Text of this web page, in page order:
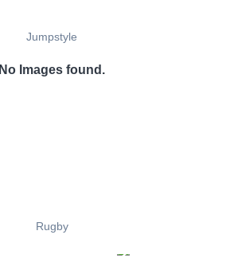
Jumpstyle
No Images found.
Rugby